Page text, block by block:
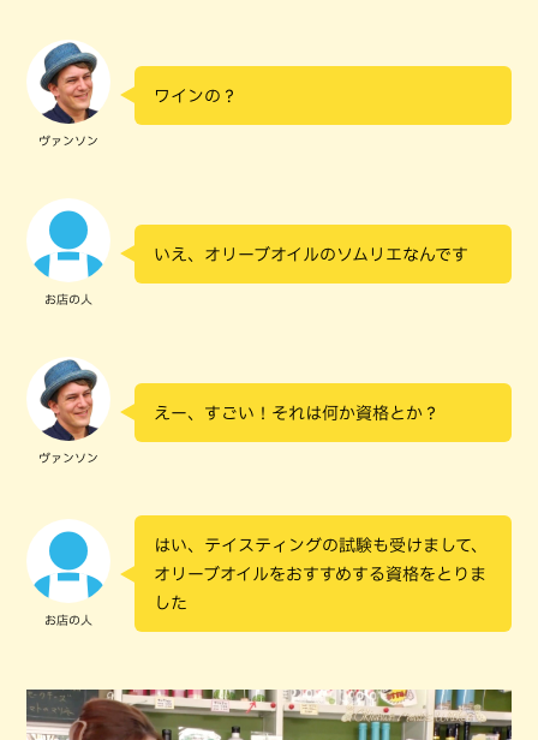
ヴァンソン
ワインの？
お店の人
いえ、オリーブオイルのソムリエなんです
ヴァンソン
えー、すごい！それは何か資格とか？
お店の人
はい、テイスティングの試験も受けまして、
オリーブオイルをおすすめする資格をとりま
した